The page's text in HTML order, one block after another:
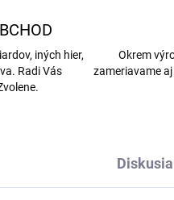
iných hier,
Radi Vás
Okrem
zameriavame
Diskusia